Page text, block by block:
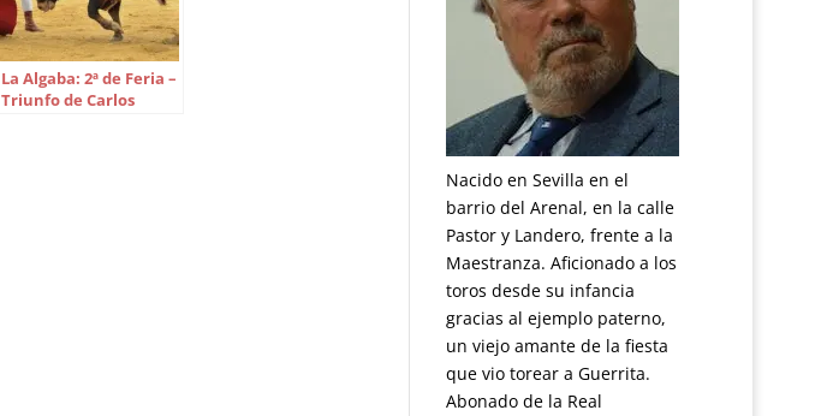
La Algaba: 2ª de Feria –
Triunfo de Carlos
Nacido en Sevilla en el
barrio del Arenal, en la calle
Pastor y Landero, frente a la
Maestranza. Aficionado a los
toros desde su infancia
gracias al ejemplo paterno,
un viejo amante de la fiesta
que vio torear a Guerrita.
Abonado de la Real